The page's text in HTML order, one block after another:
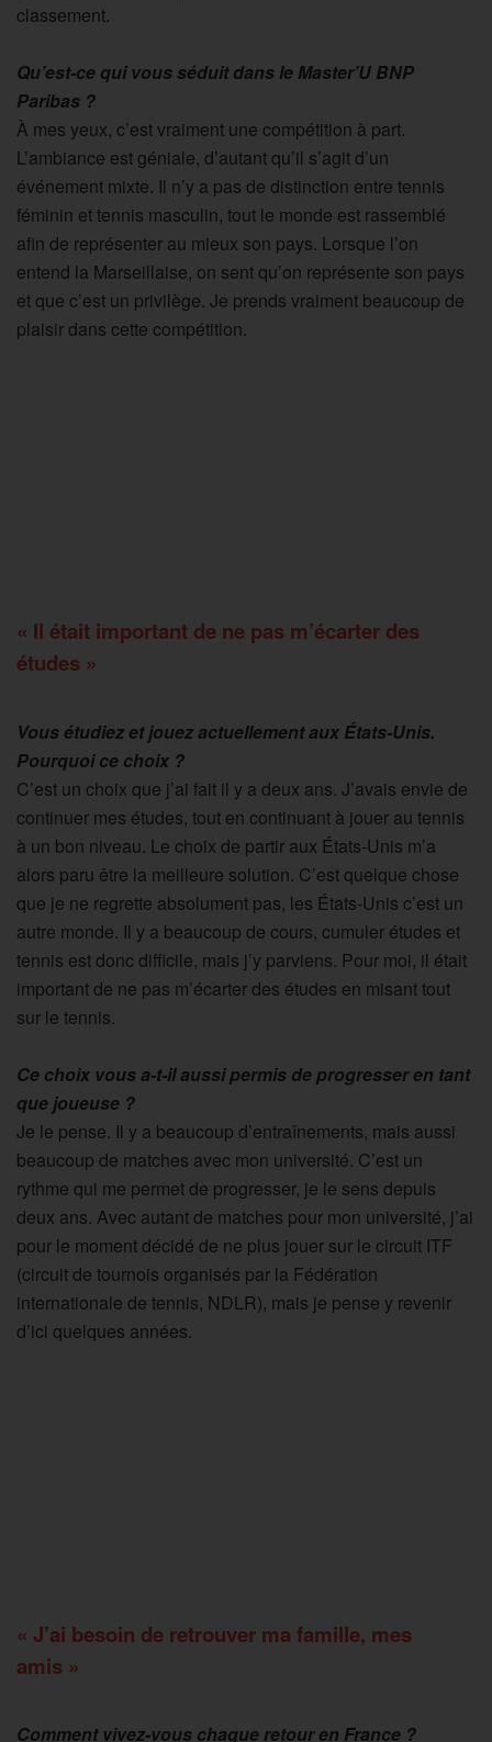
classement.
Qu’est-ce qui vous séduit dans le Master’U BNP
Paribas ?
À mes yeux, c’est vraiment une compétition à part.
L’ambiance est géniale, d’autant qu’il s’agit d’un
événement mixte. Il n’y a pas de distinction entre tennis
féminin et tennis masculin, tout le monde est rassemblé
afin de représenter au mieux son pays. Lorsque l’on
entend la Marseillaise, on sent qu’on représente son pays
et que c’est un privilège. Je prends vraiment beaucoup de
plaisir dans cette compétition.
« Il était important de ne pas m’écarter des
études »
Vous étudiez et jouez actuellement aux États-Unis.
Pourquoi ce choix ?
C’est un choix que j’ai fait il y a deux ans. J’avais envie de
continuer mes études, tout en continuant à jouer au tennis
à un bon niveau. Le choix de partir aux États-Unis m’a
alors paru être la meilleure solution. C’est quelque chose
que je ne regrette absolument pas, les États-Unis c’est un
autre monde. Il y a beaucoup de cours, cumuler études et
tennis est donc difficile, mais j’y parviens. Pour moi, il était
important de ne pas m’écarter des études en misant tout
sur le tennis.
Ce choix vous a-t-il aussi permis de progresser en tant
que joueuse ?
Je le pense. Il y a beaucoup d’entraînements, mais aussi
beaucoup de matches avec mon université. C’est un
rythme qui me permet de progresser, je le sens depuis
deux ans. Avec autant de matches pour mon université, j’ai
pour le moment décidé de ne plus jouer sur le circuit ITF
(circuit de tournois organisés par la Fédération
internationale de tennis, NDLR), mais je pense y revenir
d’ici quelques années.
« J’ai besoin de retrouver ma famille, mes
amis »
Comment vivez-vous chaque retour en France ?